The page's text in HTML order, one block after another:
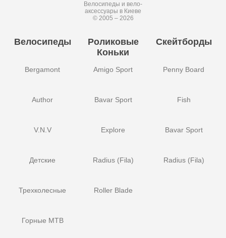
Велосипеды и вело-
аксессуары в Киеве
© 2005 – 2026
Велосипеды
Bergamont
Author
V.N.V
Детские
Трехколесные
Горные MTB
Роликовые
Коньки
Amigo Sport
Bavar Sport
Explore
Radius (Fila)
Roller Blade
Скейтборды
Penny Board
Fish
Bavar Sport
Radius (Fila)